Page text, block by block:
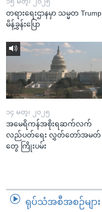
တရားရေးဌာနမှာ သမ္မတ Trump
မိန့်ခွန်းပြော
၁၄ မတ္၊ ၂၀၂၅
အမေရိကန်အစိုးရဆက်လက်
လည်ပတ်ရေး လွှတ်တော်အမတ်
တွေ ကြိုးပမ်း
ရုပ်သံအစီအစဉ်များ